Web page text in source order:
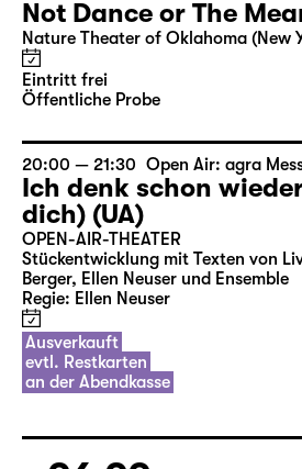
13:00 — 17:00 Residenz in der
Öffentliche Probe,Herbstundgang
Galerien
Pizza or A Door In The
Not Dance or The
Eintritt frei
Öffentliche Probe
20:00 — 21:30 Open Air: agra
Ich denk schon
dich) (UA)
OPEN-AIR-THEATER
Stückentwicklung mit Texten von
Berger, Ellen Neuser und Ensemble
Regie: Ellen Neuser